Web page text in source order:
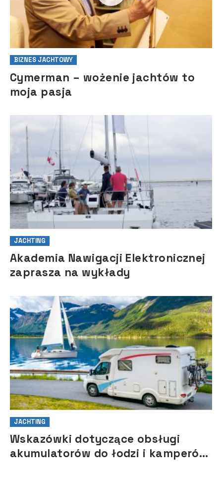
BIZNES JACHTOWY
Cymerman – wożenie jachtów to
moja pasja
JACHTING
Akademia Nawigacji Elektronicznej
zaprasza na wykłady
JACHTING
Wskazówki dotyczące obsługi
akumulatorów do łodzi i kamperów